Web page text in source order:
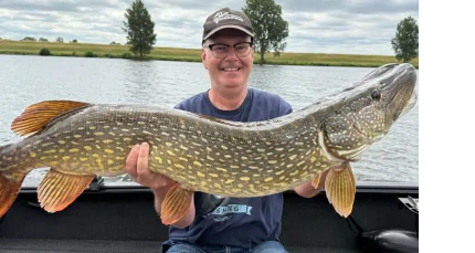
EEN
GEVARIEERD
PALET
AAN
PRACHTIGE
VANGSTEN!